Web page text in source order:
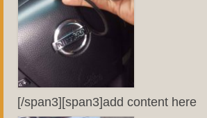
[/span3][span3]add content here